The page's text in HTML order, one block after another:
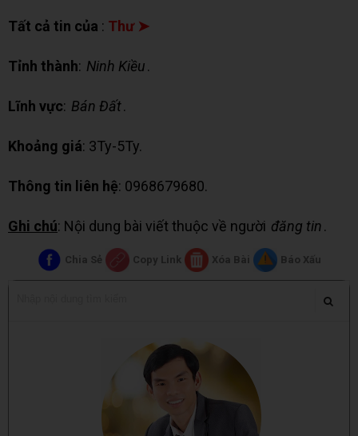
Tất cả tin của : Thư ➤
Tỉnh thành: Ninh Kiều.
Lĩnh vực: Bán Đất.
Khoảng giá: 3Ty-5Ty.
Thông tin liên hệ: 0968679680.
Ghi chú: Nội dung bài viết thuộc về người đăng tin.
Chia Sẻ Copy Link Xóa Bài Báo Xấu